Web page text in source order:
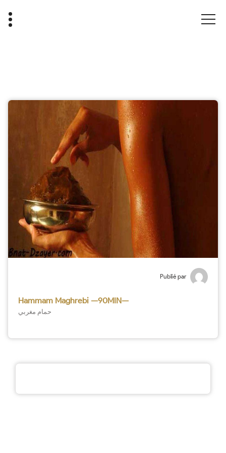
Publié par
Hammam Maghrebi —90MIN—
حمام مغربي